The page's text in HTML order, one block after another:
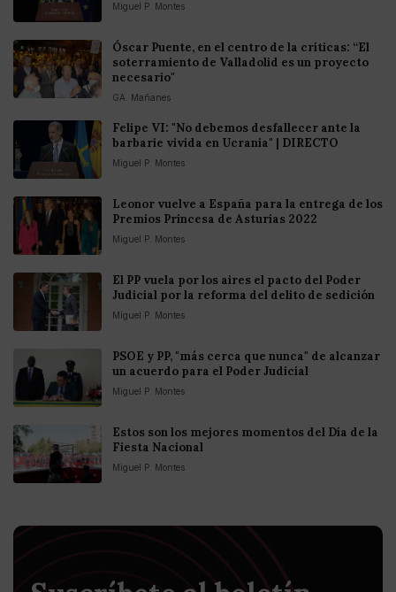
Miguel P. Montes
Óscar Puente, en el centro de la críticas: “El
soterramiento de Valladolid es un proyecto
necesario"
GA. Mañanes
Felipe VI: "No debemos desfallecer ante la
barbarie vivida en Ucrania" | DIRECTO
Miguel P. Montes
Leonor vuelve a España para la entrega de los
Premios Princesa de Asturias 2022
Miguel P. Montes
El PP vuela por los aires el pacto del Poder
Judicial por la reforma del delito de sedición
Miguel P. Montes
PSOE y PP, "más cerca que nunca" de alcanzar
un acuerdo para el Poder Judicial
Miguel P. Montes
Estos son los mejores momentos del Día de la
Fiesta Nacional
Miguel P. Montes